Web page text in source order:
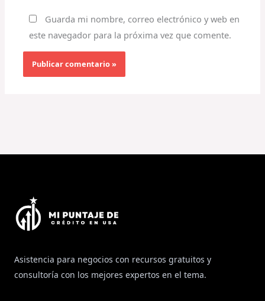
Guarda mi nombre, correo electrónico y web en
este navegador para la próxima vez que comente.
Asistencia para negocios con recursos gratuitos y
consultoría con los mejores expertos en el tema.